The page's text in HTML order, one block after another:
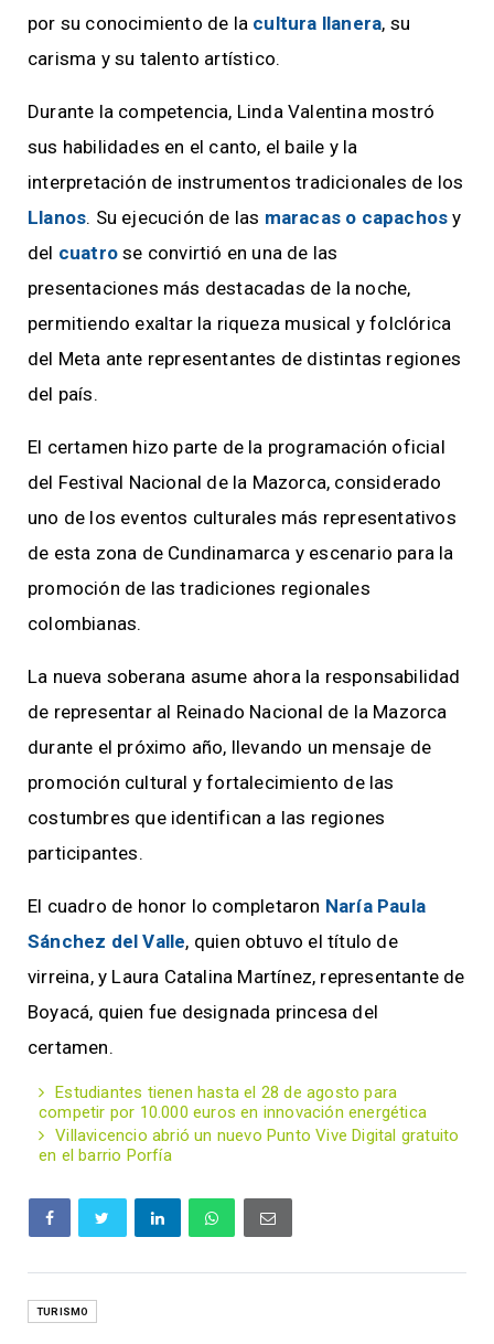
por su conocimiento de la cultura llanera, su
carisma y su talento artístico.
Durante la competencia, Linda Valentina mostró
sus habilidades en el canto, el baile y la
interpretación de instrumentos tradicionales de los
Llanos. Su ejecución de las maracas o capachos y
del cuatro se convirtió en una de las
presentaciones más destacadas de la noche,
permitiendo exaltar la riqueza musical y folclórica
del Meta ante representantes de distintas regiones
del país.
El certamen hizo parte de la programación oficial
del Festival Nacional de la Mazorca, considerado
uno de los eventos culturales más representativos
de esta zona de Cundinamarca y escenario para la
promoción de las tradiciones regionales
colombianas.
La nueva soberana asume ahora la responsabilidad
de representar al Reinado Nacional de la Mazorca
durante el próximo año, llevando un mensaje de
promoción cultural y fortalecimiento de las
costumbres que identifican a las regiones
participantes.
El cuadro de honor lo completaron Naría Paula
Sánchez del Valle, quien obtuvo el título de
virreina, y Laura Catalina Martínez, representante de
Boyacá, quien fue designada princesa del
certamen.
Estudiantes tienen hasta el 28 de agosto para
competir por 10.000 euros en innovación energética
Villavicencio abrió un nuevo Punto Vive Digital gratuito
en el barrio Porfía
TURISMO